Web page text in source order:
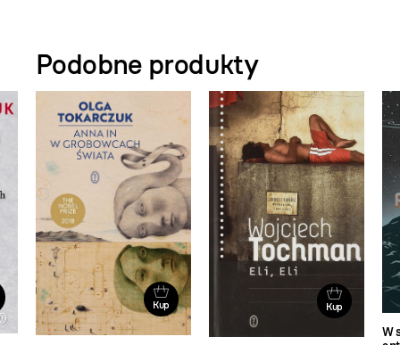
Podobne produkty
Kup Kup
W